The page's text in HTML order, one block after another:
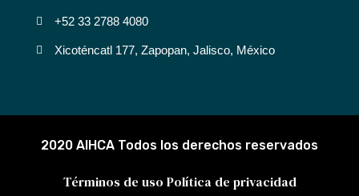
+52 33 2788 4080
Xicoténcatl 177, Zapopan, Jalisco, México
2020 AIHCA Todos los derechos reservados
Términos de uso Política de privacidad